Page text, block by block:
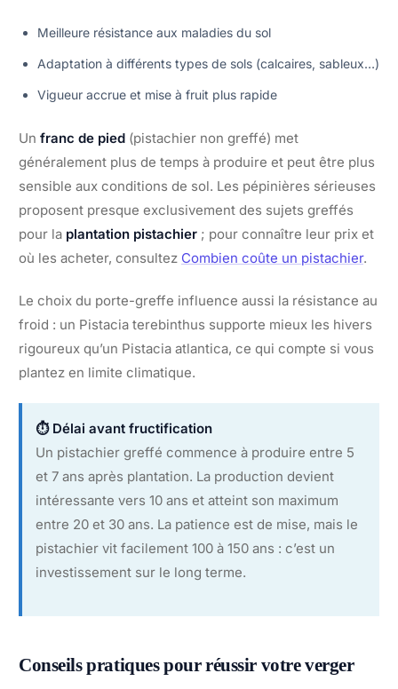
Meilleure résistance aux maladies du sol
Adaptation à différents types de sols (calcaires, sableux…)
Vigueur accrue et mise à fruit plus rapide
Un franc de pied (pistachier non greffé) met
généralement plus de temps à produire et peut être plus
sensible aux conditions de sol. Les pépinières sérieuses
proposent presque exclusivement des sujets greffés
pour la plantation pistachier ; pour connaître leur prix et
où les acheter, consultez Combien coûte un pistachier.
Le choix du porte-greffe influence aussi la résistance au
froid : un Pistacia terebinthus supporte mieux les hivers
rigoureux qu’un Pistacia atlantica, ce qui compte si vous
plantez en limite climatique.
⏱️ Délai avant fructification
Un pistachier greffé commence à produire entre 5
et 7 ans après plantation. La production devient
intéressante vers 10 ans et atteint son maximum
entre 20 et 30 ans. La patience est de mise, mais le
pistachier vit facilement 100 à 150 ans : c’est un
investissement sur le long terme.
Conseils pratiques pour réussir votre verger